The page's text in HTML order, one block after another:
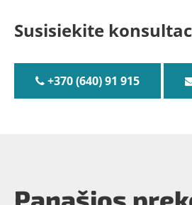
Susisiekite
+370 (640) 91 915